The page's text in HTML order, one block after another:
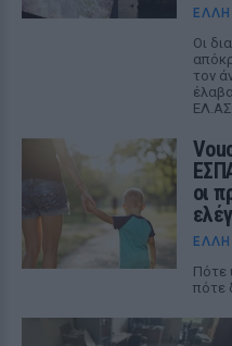
Οι
τον
οι
Πότε
πότε